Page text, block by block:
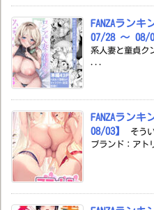
FANZAラン
07/28 ～ 08/
系人妻と童貞ク
...
FANZAランキ
08/03】
そう
ブランド：アト